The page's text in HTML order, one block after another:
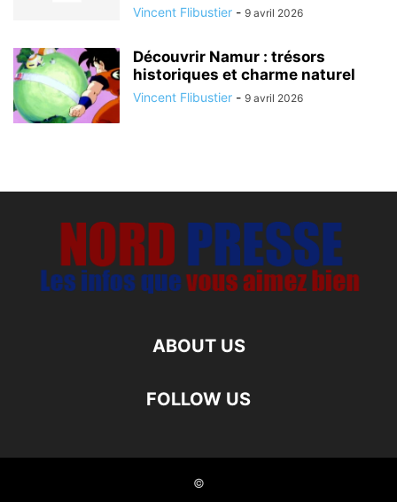
Vincent Flibustier - 9 avril 2026
Découvrir Namur : trésors
historiques et charme naturel
Vincent Flibustier - 9 avril 2026
ABOUT US
FOLLOW US
©